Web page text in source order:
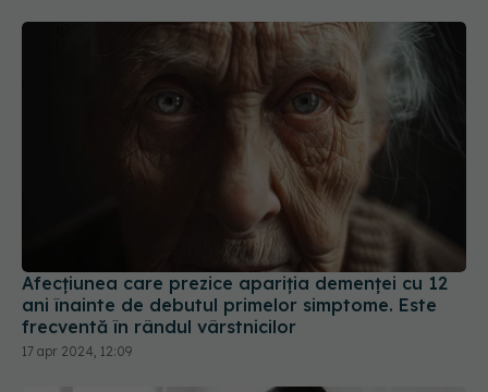
Afecțiunea care prezice apariția demenței cu 12
ani înainte de debutul primelor simptome. Este
frecventă în rândul vârstnicilor
17 apr 2024, 12:09